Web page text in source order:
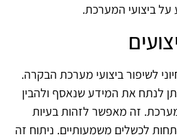
על ביצועי המערכת.
לשיפור ביצועי מערכת הבקרה.
לנתח את המידע שנאסף ולהבין
זה מאפשר לזהות בעיות
לכשלים משמעותיים. ניתוח זה